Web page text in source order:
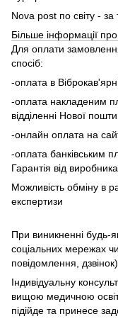
Nova post по світу -
Більше інформації
Для оплати
спосіб:
-оплата в
-оплата накладеним
відділенні Нової пошти
-онлайн оплата на
-оплата банківським
Гарантія від
Можливість обміну в
експертизи
При виникненні будь-
соціальних мережах
повідомлення, дзвінок).
Індивідуальну
вищою медичною
підійде та принесе